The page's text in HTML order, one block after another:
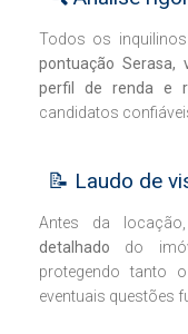
Todos os
pontuação Serasa,
perfil de renda e
candidatos
📝 Laudo de
Antes da
detalhado do
protegendo tanto
eventuais questões